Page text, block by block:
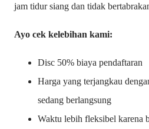
jam tidur siang dan tidak
Ayo cek kelebihan kami:
Disc 50% biaya pendaftaran
Harga yang terjangkau
sedang berlangsung
Waktu lebih fleksibel karena